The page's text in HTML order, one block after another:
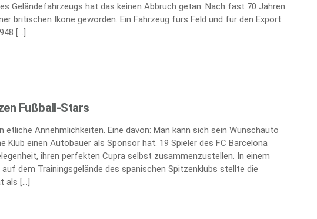
Geländefahrzeugs hat das keinen Abbruch getan: Nach fast 70 Jahren
britischen Ikone geworden. Ein Fahrzeug fürs Feld und für den Export
[…]
Fußball-Stars
Annehmlichkeiten. Eine davon: Man kann sich sein Wunschauto
Klub einen Autobauer als Sponsor hat. 19 Spieler des FC Barcelona
ihren perfekten Cupra selbst zusammenzustellen. In einem
dem Trainingsgelände des spanischen Spitzenklubs stellte die
als […]